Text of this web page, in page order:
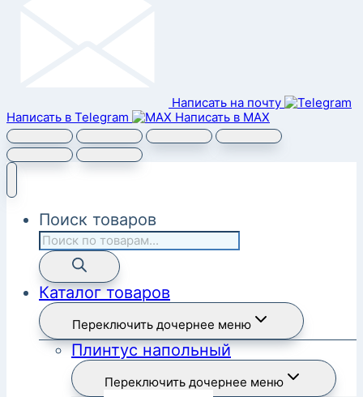
Написать на почту
Написать в Telegram
Написать в MAX
Поиск товаров
Каталог товаров
Переключить дочернее меню
Плинтус напольный
Переключить дочернее меню